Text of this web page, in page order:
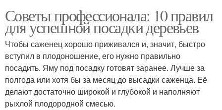
Советы профессионала: 10 правил
для успешной посадки деревьев
Чтобы саженец хорошо приживался и, значит, быстро
вступил в плодоношение, его нужно правильно
посадить. Яму под посадку готовят заранее. Лучше за
полгода или хотя бы за месяц до высадки саженца. Её
делают достаточно широкой и глубокой и наполняют
рыхлой плодородной смесью.